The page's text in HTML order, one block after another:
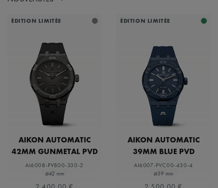
ÉDITION LIMITÉE
AIKON AUTOMATIC
42MM GUNMETAL PVD
LIMITED EDITION
AI6008-PVB00-330-2
⌀42 mm
ÉDITION LIMITÉE
AIKON AUTOMATIC
39MM BLUE PVD
LIMITED EDITION
AI6007-PVC00-430-4
⌀39 mm